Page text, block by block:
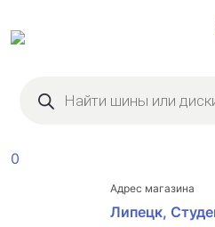
товаров
0
Адрес магазина
Липецк,